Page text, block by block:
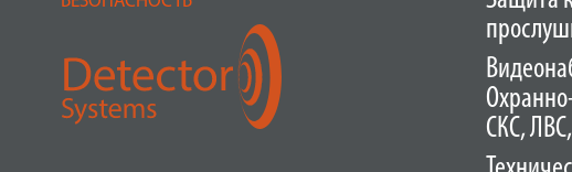
СКС,